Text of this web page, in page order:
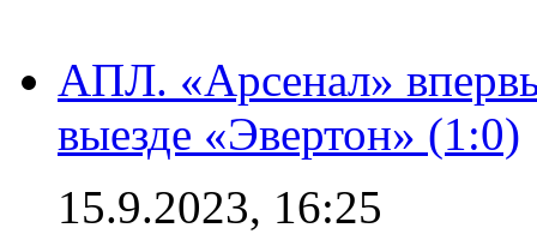
АПЛ. «Арсенал»
выезде «Эвертон» (1:0)
15.9.2023, 16:25